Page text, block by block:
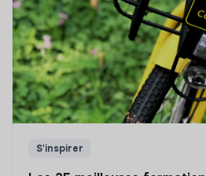
S'inspirer